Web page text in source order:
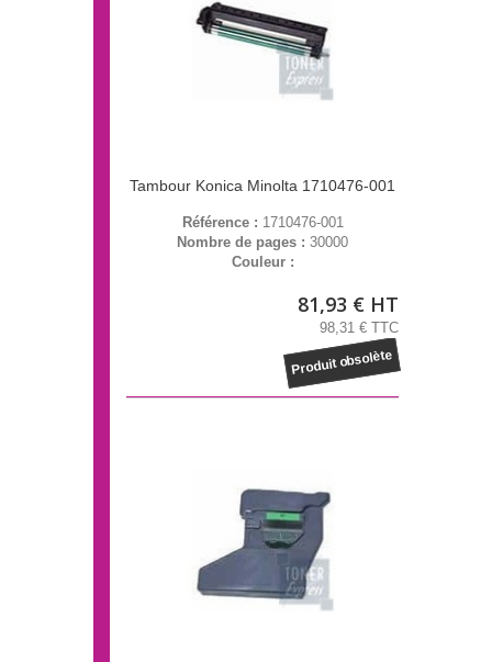
Tambour Konica Minolta 1710476-001
Référence : 1710476-001
Nombre de pages : 30000
Couleur :
81,93 € HT
98,31 € TTC
Produit obsolète